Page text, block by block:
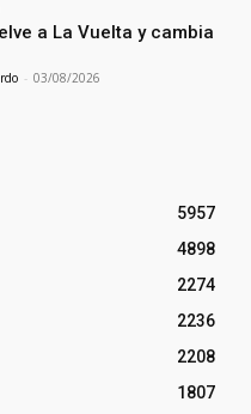
a La Vuelta y cambia
- 03/08/2026
5957
4898
2274
2236
2208
1807